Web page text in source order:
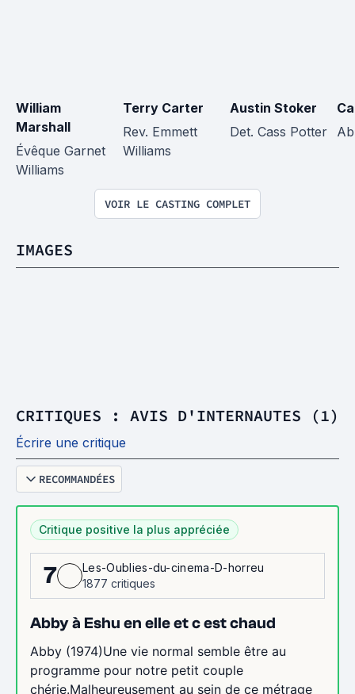
William
Marshall
Évêque Garnet
Williams
Terry Carter
Rev. Emmett
Williams
Austin Stoker
Det. Cass Potter
VOIR LE CASTING COMPLET
IMAGES
CRITIQUES : AVIS D'INTERNAUTES (1)
Écrire une critique
RECOMMANDÉES
Critique positive la plus appréciée
7
Les-Oublies-du-cinema-D-horreu
1877 critiques
Abby à Eshu en elle et c est chaud
Abby (1974)Une vie normal semble être au
programme pour notre petit couple
chérie.Malheureusement au sein de ce métrage